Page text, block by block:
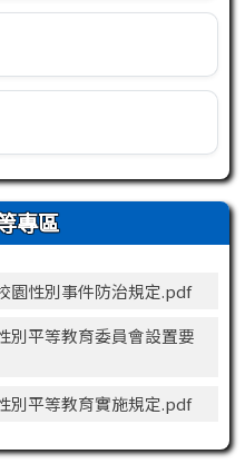
專區
園性別事件防治規定.pdf
別平等教育委員會設置要
別平等教育實施規定.pdf